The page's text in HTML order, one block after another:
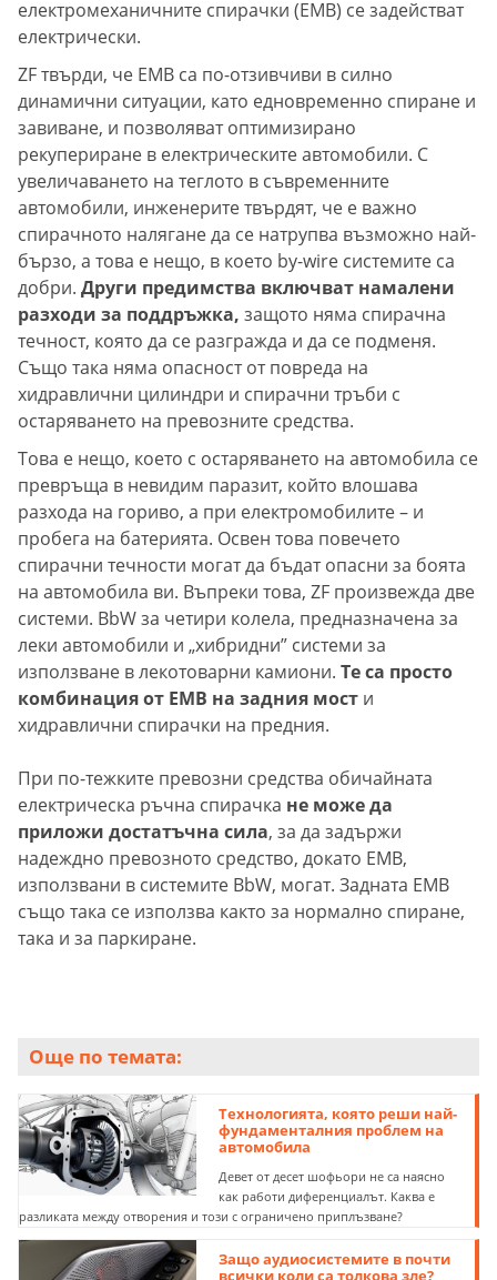
електромеханичните спирачки (EMB) се задействат
електрически.
ZF твърди, че EMB са по-отзивчиви в силно
динамични ситуации, като едновременно спиране и
завиване, и позволяват оптимизирано
рекупериране в електрическите автомобили. С
увеличаването на теглото в съвременните
автомобили, инженерите твърдят, че е важно
спирачното налягане да се натрупва възможно най-
бързо, а това е нещо, в което by-wire системите са
добри. Други предимства включват намалени
разходи за поддръжка, защото няма спирачна
течност, която да се разгражда и да се подменя.
Също така няма опасност от повреда на
хидравлични цилиндри и спирачни тръби с
остаряването на превозните средства.
Това е нещо, което с остаряването на автомобила се
превръща в невидим паразит, който влошава
разхода на гориво, а при електромобилите – и
пробега на батерията. Освен това повечето
спирачни течности могат да бъдат опасни за боята
на автомобила ви. Въпреки това, ZF произвежда две
системи. BbW за четири колела, предназначена за
леки автомобили и „хибридни” системи за
използване в лекотоварни камиони. Те са просто
комбинация от EMB на задния мост и
хидравлични спирачки на предния.
При по-тежките превозни средства обичайната
електрическа ръчна спирачка не може да
приложи достатъчна сила, за да задържи
надеждно превозното средство, докато EMB,
използвани в системите BbW, могат. Задната EMB
също така се използва както за нормално спиране,
така и за паркиране.
Още по темата:
Технологията, която реши най-
фундаменталния проблем на
автомобила
Девет от десет шофьори не са наясно
как работи диференциалът. Каква е
разликата между отворения и този с ограничено приплъзване?
Защо аудиосистемите в почти
всички коли са толкова зле?